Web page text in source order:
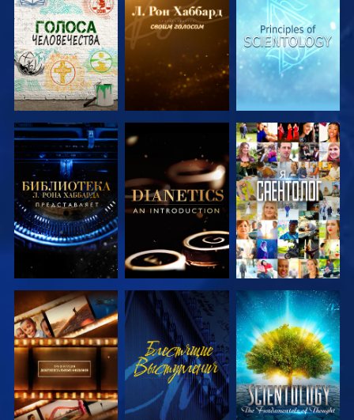
ПЕРЕДАЧИ
ПЕРЕДАЧИ
ПЕРЕДАЧИ
СМОТРЕТЬ
ПЕРЕДАЧИ
СМОТРЕТЬ
ПЕРЕДАЧИ
СМОТРЕТЬ
СМОТРЕТЬ
ПЕРЕДАЧИ
СМОТРЕТЬ
СМОТРЕТЬ
ПЕРЕДАЧИ